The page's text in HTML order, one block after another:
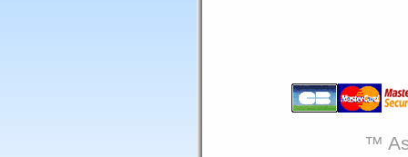
™